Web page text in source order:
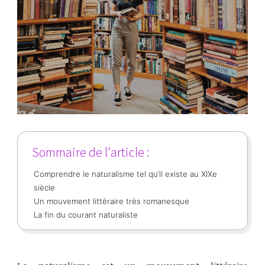
Sommaire de l'article :
Comprendre le naturalisme tel qu’il existe au XIXe
siècle
Un mouvement littéraire très romanesque
La fin du courant naturaliste